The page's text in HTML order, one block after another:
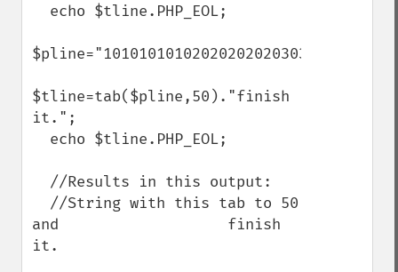
$tline=tab($pline,50)."finish
it.";
and                   finish
it.